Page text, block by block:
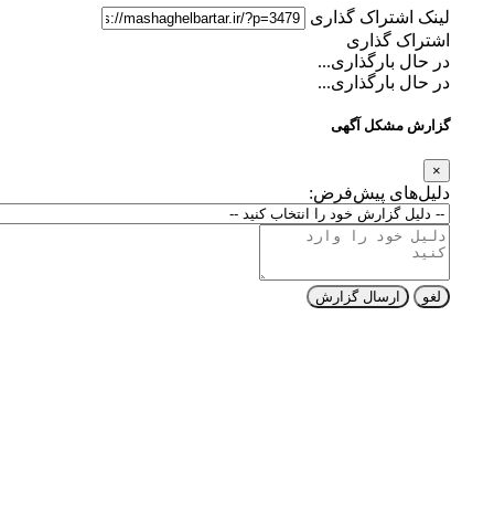
لینک اشتراک گذاری
اشتراک گذاری
در حال بارگذاری...
در حال بارگذاری...
گزارش مشکل آگهی
دلیل‌های پیش‌فرض:
ارسال گزارش